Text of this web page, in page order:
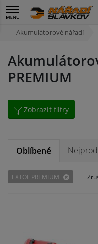
Akumulátorové nářadí
PREMIUM
Zobrazit filtry
Oblíbené
EXTOL PREMIUM